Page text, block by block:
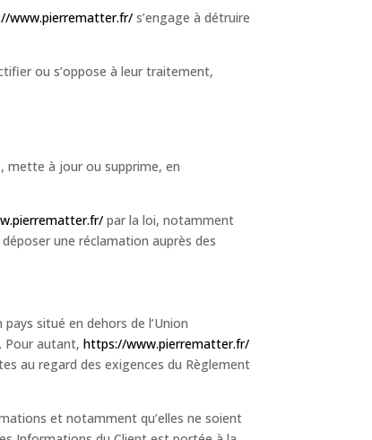
www.pierrematter.fr/ s’engage à détruire
ou s’oppose à leur traitement,
mette à jour ou supprime, en
par la loi, notamment
une réclamation auprès des
situé en dehors de l’Union
Pour autant,https://www.pierrematter.fr/
au regard des exigences du Règlement
et notamment qu’elles ne soient